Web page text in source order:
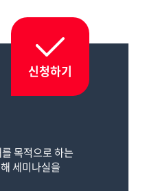
목적으로 하는
세미나실을
신청하기